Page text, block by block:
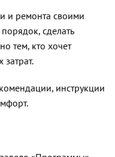
и ремонта своими
сделать
тем, кто хочет
инструкции